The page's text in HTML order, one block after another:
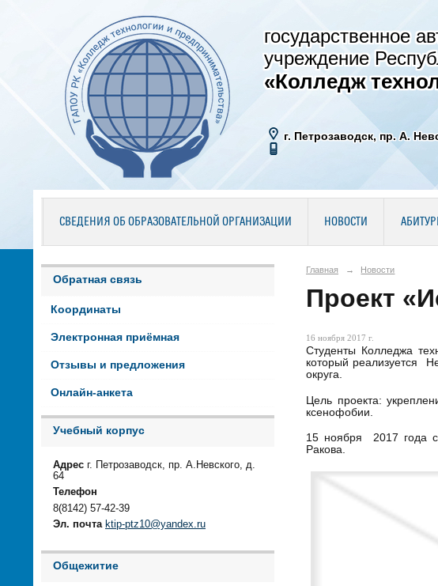
государственное
учреждение
«Колледж
г. Петрозаводск, пр. А.
СВЕДЕНИЯ ОБ ОБРАЗОВАТЕЛЬНОЙ ОРГАНИЗАЦИИ НОВОСТИ
Обратная связь
Координаты
Электронная приёмная
Отзывы и предложения
Онлайн-анкета
Учебный корпус
Адрес г. Петрозаводск, пр. А.Невского, д.
64
Телефон
8(8142) 57-42-39
Эл. почта ktip-ptz10@yandex.ru
Общежитие
Главная → Новости
Проект
16 ноября 2017 г.
Студенты Колледжа
который реализуется
округа.
Цель проекта:
ксенофобии.
15 ноября 2017 года
Ракова.